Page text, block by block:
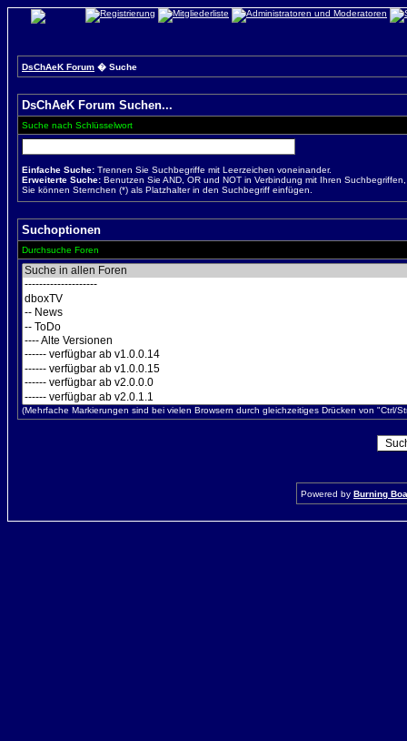
DsChAeK Forum � Suche
DsChAeK Forum Suchen...
Suche nach Schlüsselwort
Einfache Suche: Trennen Sie Suchbegriffe mit Leerzeichen voneinander.
Erweiterte Suche: Benutzen Sie AND, OR und NOT in Verbindung mit Ihren
Sie können Sternchen (*) als Platzhalter in den Suchbegriff einfügen.
Suchoptionen
Durchsuche Foren
(Mehrfache Markierungen sind bei vielen Browsern durch gleichzeitiges Drücken von "Ctrl/
Powered by Burning